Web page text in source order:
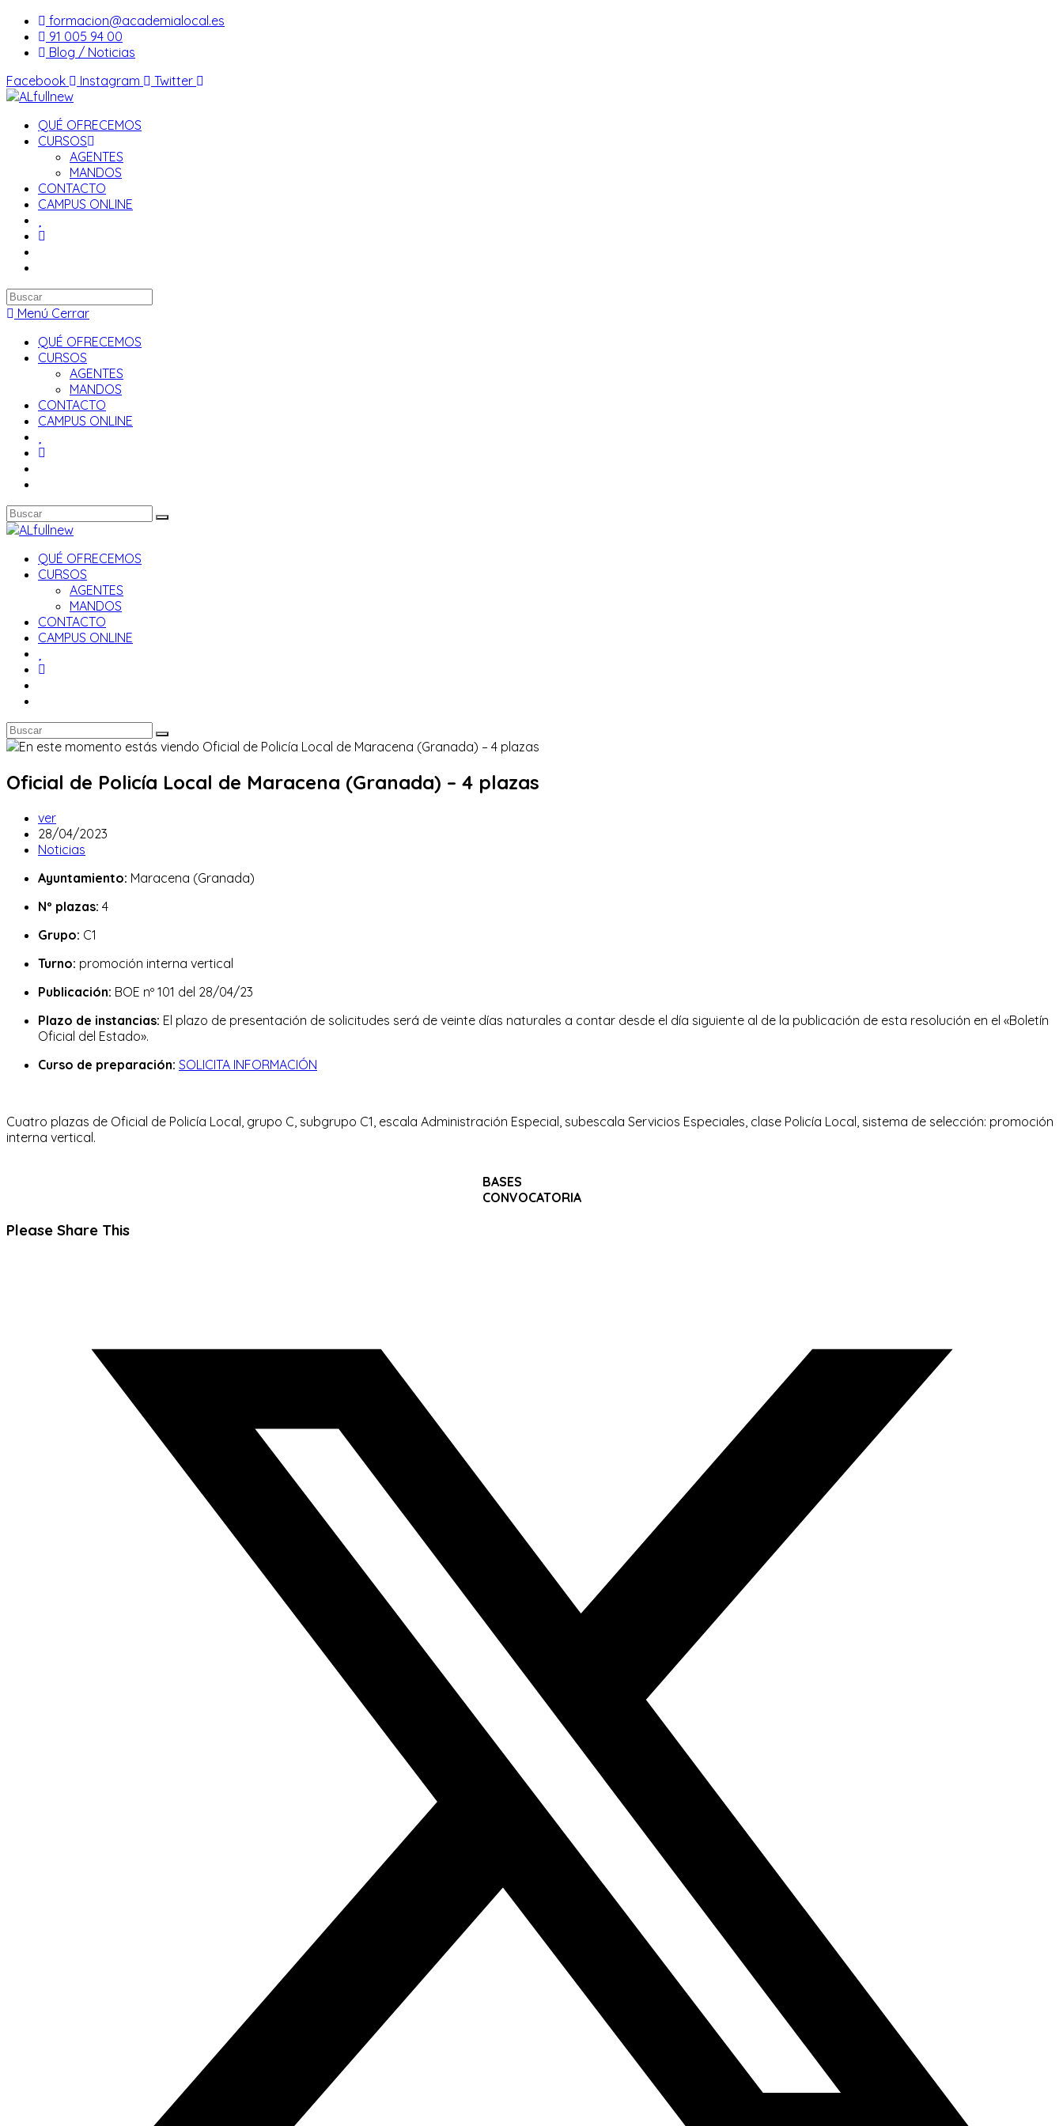
Saltar
contenido
formacion@academialocal.es
91 005 94 00
Blog / Noticias
Facebook
Instagram Twitter
QUÉ OFRECEMOS
CURSOS
AGENTES
MANDOS
CONTACTO
CAMPUS ONLINE
Buscar
en
web
Menú Cerrar
QUÉ OFRECEMOS
CURSOS
AGENTES
MANDOS
CONTACTO
CAMPUS ONLINE
QUÉ OFRECEMOS
CURSOS
AGENTES
MANDOS
CONTACTO
CAMPUS ONLINE
Oficial de Policía Local de Maracena (Granada) – 4 plazas
Autor
de
la
ver
Publicación
de
entrada:
28/04/2023
Categoría
la
Noticias
Ayuntamiento: Maracena (Granada)
Nº plazas: 4
Grupo: C1
Turno: promoción interna vertical
Publicación: BOE nº 101 del 28/04/23
Plazo de instancias: El plazo de presentación de solicitudes será de veinte días naturales a contar desde el día siguiente al de la publicación de esta resolución en el «Boletín
Oficial del Estado».
Curso de preparación: SOLICITA INFORMACIÓN
Cuatro plazas de Oficial de Policía Local, grupo C, subgrupo C1, escala Administración Especial, subescala Servicios Especiales, clase Policía Local, sistema de selección: promoción
interna vertical.
BASES
CONVOCATORIA
Please Share ThisCompartir